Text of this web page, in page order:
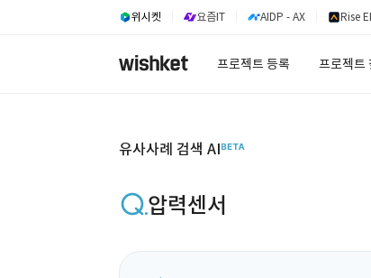
위시켓 요즘IT AIDP - AX Rise
프로젝트 등록 프로젝트
유사사례 검색 AI
압력센서